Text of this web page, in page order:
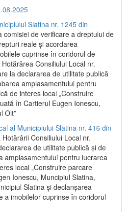
Slatina nr. 1245 din
comisiei de verificare a dreptului de
reale și acordarea
cuprinse în coridorul de
Consiliului Local nr.
la declararea de utilitate publică
amplasamentului pentru
de interes local „Construire
în Cartierul Eugen Ionescu,
Olt”
al Municipiului Slatina nr. 416 din
Consiliului Local nr.
de utilitate publică și de
amplasamentului pentru lucrarea
local „Construire parcare
Ionescu, Muncipiul Slatina,
Slatina și declanșarea
a imobilelor cuprinse în coridorul